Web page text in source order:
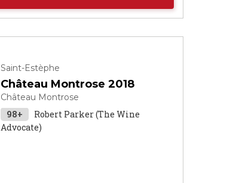
Saint-Estèphe
Château Montrose 2018
Château Montrose
98+
Robert Parker (The Wine
Advocate)